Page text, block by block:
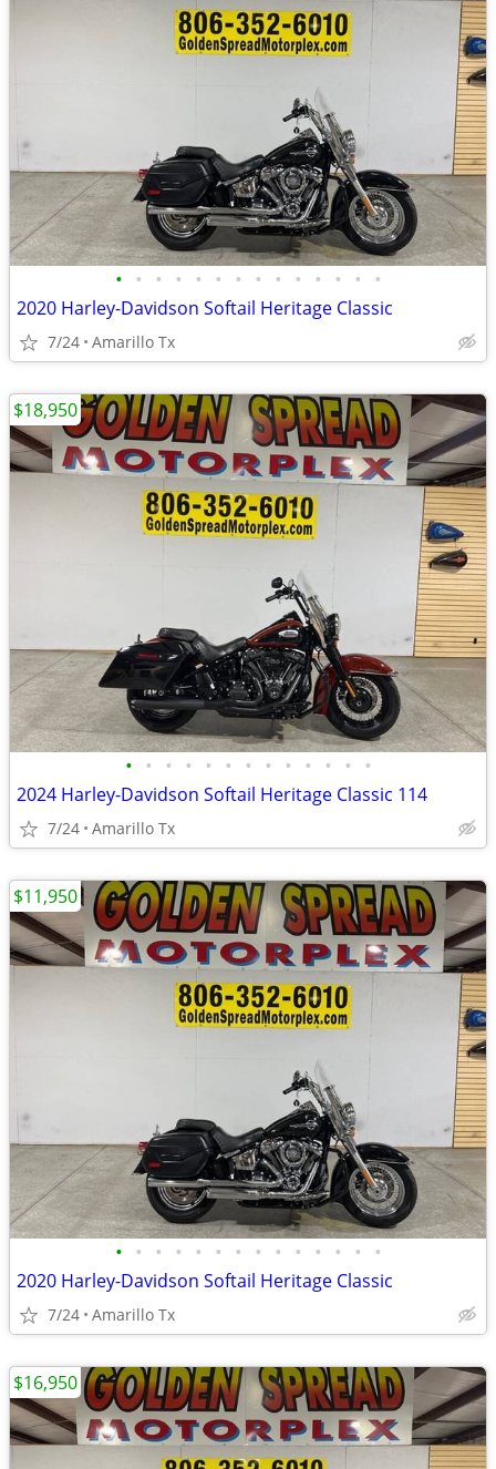
• • • • • • • • • • • • • •
2020 Harley-Davidson Softail Heritage Classic
7/24 Amarillo Tx
• • • • • • • • • • • • •
2024 Harley-Davidson Softail Heritage Classic 114
7/24 Amarillo Tx
$18,950
• • • • • • • • • • • • • •
2020 Harley-Davidson Softail Heritage Classic
7/24 Amarillo Tx
$11,950
$16,950